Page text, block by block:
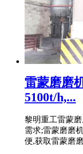
雷蒙磨磨
5100t/h,...
黎明重工雷蒙
需求;雷蒙磨磨
便,获取雷蒙磨